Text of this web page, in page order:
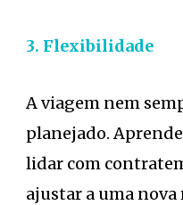
3. Flexibilidade
A viagem nem
planejado.
lidar com
ajustar a uma